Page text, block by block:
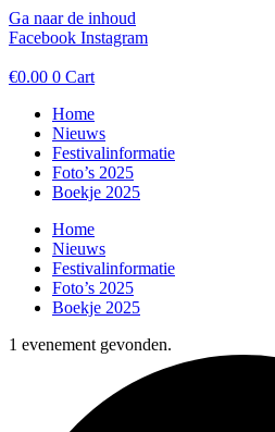
Ga naar de inhoud
Facebook Instagram
€0.00 0 Cart
Home
Nieuws
Festivalinformatie
Foto’s 2025
Boekje 2025
Home
Nieuws
Festivalinformatie
Foto’s 2025
Boekje 2025
1 evenement gevonden.